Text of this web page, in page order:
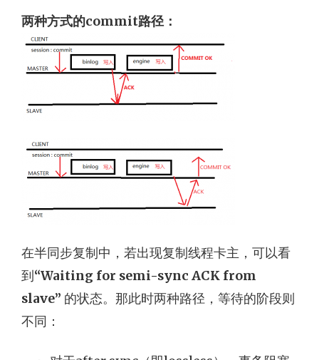
两种方式的commit路径：
在半同步复制中，若出现复制线程卡主，可以看
到“Waiting for semi-sync ACK from
slave” 的状态。那此时两种路径，等待的阶段则
不同：